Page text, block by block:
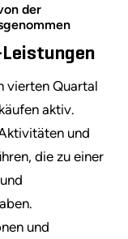
der
vierten Quartal
aktiv.
und
die zu einer
und